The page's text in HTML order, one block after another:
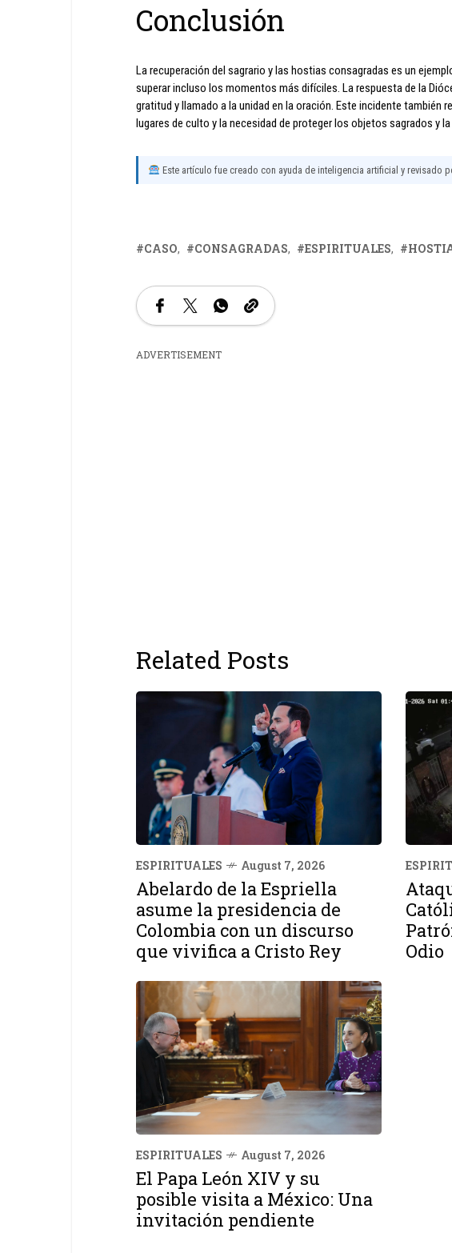
Conclusión
La recuperación del sagrario y las hostias consagradas es un
superar incluso los momentos más difíciles. La respuesta de la
gratitud y llamado a la unidad en la oración. Este incidente también
lugares de culto y la necesidad de proteger los objetos sagrados y
Este artículo fue creado con ayuda de inteligencia artificial y revisado
CASO CONSAGRADAS ESPIRITUALES
ADVERTISEMENT
Related Posts
ESPIRITUALES August 7, 2026
Abelardo de la Espriella
asume la presidencia de
Colombia con un discurso
que vivifica a Cristo Rey
Odio
ESPIRITUALES August 7, 2026
El Papa León XIV y su
posible visita a México: Una
invitación pendiente